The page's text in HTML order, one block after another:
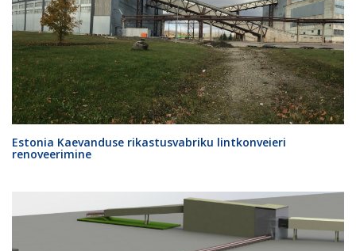
Estonia Kaevanduse rikastusvabriku lintkonveieri
renoveerimine